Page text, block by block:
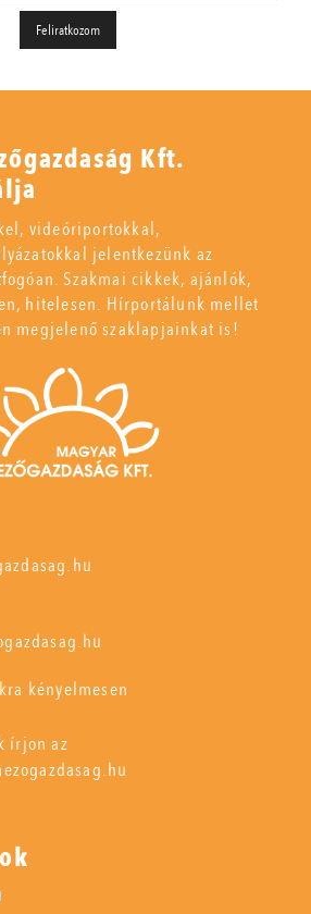
Kft.
videóriportokkal,
jelentkezünk az
Szakmai cikkek, ajánlók,
hitelesen. Hírportálunk mellet
megjelenő szaklapjainkat is!
kényelmesen
írjon az